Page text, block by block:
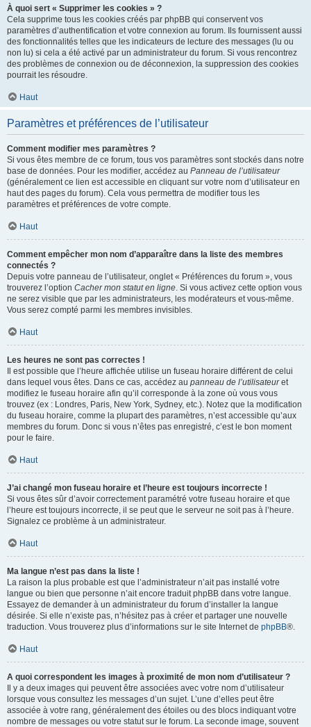
À quoi sert « Supprimer les cookies » ?
Cela supprime tous les cookies créés par phpBB qui conservent vos
paramètres d’authentification et votre connexion au forum. Ils fournissent aussi
des fonctionnalités telles que les indicateurs de lecture des messages (lu ou
non lu) si cela a été activé par un administrateur du forum. Si vous rencontrez
des problèmes de connexion ou de déconnexion, la suppression des cookies
pourrait les résoudre.
Haut
Paramètres et préférences de l’utilisateur
Comment modifier mes paramètres ?
Si vous êtes membre de ce forum, tous vos paramètres sont stockés dans notre
base de données. Pour les modifier, accédez au Panneau de l’utilisateur
(généralement ce lien est accessible en cliquant sur votre nom d’utilisateur en
haut des pages du forum). Cela vous permettra de modifier tous les
paramètres et préférences de votre compte.
Haut
Comment empêcher mon nom d’apparaître dans la liste des membres
connectés ?
Depuis votre panneau de l’utilisateur, onglet « Préférences du forum », vous
trouverez l’option Cacher mon statut en ligne. Si vous activez cette option vous
ne serez visible que par les administrateurs, les modérateurs et vous-même.
Vous serez compté parmi les membres invisibles.
Haut
Les heures ne sont pas correctes !
Il est possible que l’heure affichée utilise un fuseau horaire différent de celui
dans lequel vous êtes. Dans ce cas, accédez au panneau de l’utilisateuret
modifiez le fuseau horaire afin qu’il corresponde à la zone où vous vous
trouvez (ex : Londres, Paris, New York, Sydney, etc.). Notez que la modification
du fuseau horaire, comme la plupart des paramètres, n’est accessible qu’aux
membres du forum. Donc si vous n’êtes pas enregistré, c’est le bon moment
pour le faire.
Haut
J’ai changé mon fuseau horaire et l’heure est toujours incorrecte !
Si vous êtes sûr d’avoir correctement paramétré votre fuseau horaire et que
l’heure est toujours incorrecte, il se peut que le serveur ne soit pas à l’heure.
Signalez ce problème à un administrateur.
Haut
Ma langue n’est pas dans la liste !
La raison la plus probable est que l’administrateur n’ait pas installé votre
langue ou bien que personne n’ait encore traduit phpBB dans votre langue.
Essayez de demander à un administrateur du forum d’installer la langue
désirée. Si elle n’existe pas, n’hésitez pas à créer et partager une nouvelle
traduction. Vous trouverez plus d’informations sur le site Internet de phpBB®.
Haut
A quoi correspondent les images à proximité de mon nom d’utilisateur ?
Il y a deux images qui peuvent être associées avec votre nom d’utilisateur
lorsque vous consultez les messages d’un sujet. L’une d’elles peut être
associée à votre rang, généralement des étoiles ou des blocs indiquant votre
nombre de messages ou votre statut sur le forum. La seconde image, souvent